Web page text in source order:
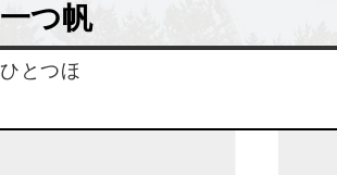
一つ帆
ひとつほ